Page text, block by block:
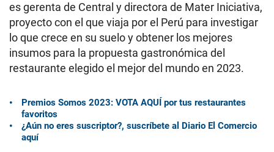
es gerenta de Central y directora de Mater Iniciativa,
proyecto con el que viaja por el Perú para investigar
lo que crece en su suelo y obtener los mejores
insumos para la propuesta gastronómica del
restaurante elegido el mejor del mundo en 2023.
Premios Somos 2023: VOTA AQUÍ por tus restaurantes
favoritos
¿Aún no eres suscriptor?, suscríbete al Diario El Comercio
aquí